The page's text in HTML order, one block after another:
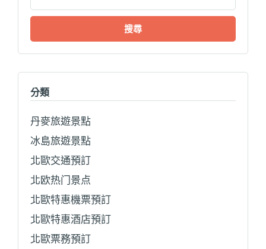
關
字:
分類
丹麥旅遊景點
冰島旅遊景點
北歐交通預訂
北欧热门景点
北歐特惠機票預訂
北歐特惠酒店預訂
北歐票務預訂